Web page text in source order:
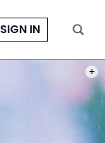
SIGN IN